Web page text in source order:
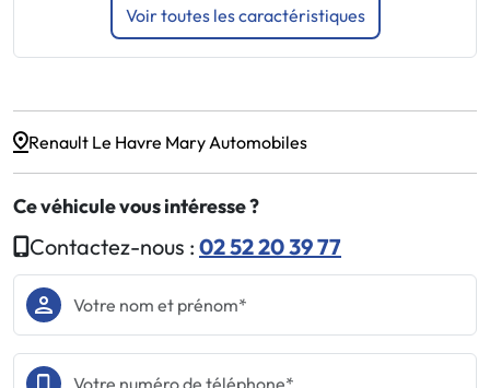
Voir toutes les caractéristiques
Renault Le Havre Mary Automobiles
Ce véhicule vous intéresse ?
Contactez-nous : 02 52 20 39 77